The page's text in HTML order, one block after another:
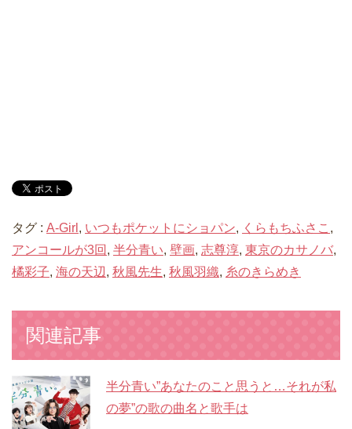
タグ : A-Girl , いつもポケットにショパン, くらもちふさこ ,
アンコールが3回 , 半分青い, 壁画, 志尊淳, 東京のカサノバ,
橘彩子, 海の天辺 , 秋風先生, 秋風羽織, 糸のきらめき
関連記事
半分青い”あなたのこと思うと…それが私
の夢”の歌の曲名と歌手は